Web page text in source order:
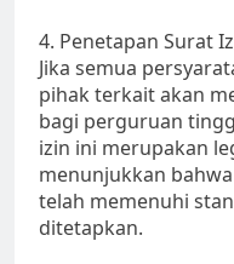
4. Penetapan Surat
Jika semua
pihak terkait akan
bagi perguruan
izin ini merupakan
menunjukkan
telah memenuhi
ditetapkan.